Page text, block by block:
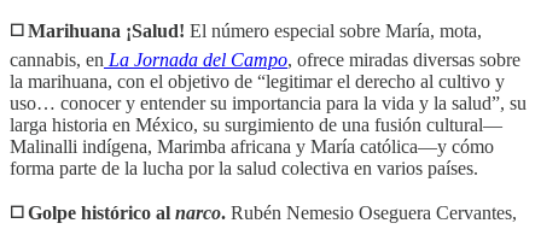
◻️ Marihuana ¡Salud! El número especial sobre María, mota,
cannabis, en La Jornada del Campo, ofrece miradas diversas sobre
la marihuana, con el objetivo de “legitimar el derecho al cultivo y
uso… conocer y entender su importancia para la vida y la salud”, su
larga historia en México, su surgimiento de una fusión cultural—
Malinalli indígena, Marimba africana y María católica—y cómo
forma parte de la lucha por la salud colectiva en varios países.
◻️ Golpe histórico al narco. Rubén Nemesio Oseguera Cervantes,